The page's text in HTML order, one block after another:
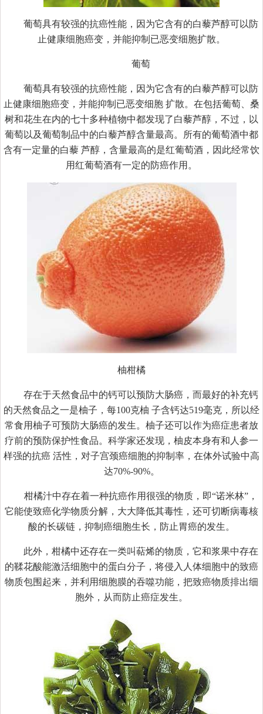
葡萄具有较强的抗癌性能，因为它含有的白藜芦醇可以防
止健康细胞癌变，并能抑制已恶变细胞扩散。
葡萄
葡萄具有较强的抗癌性能，因为它含有的白藜芦醇可以防
止健康细胞癌变，并能抑制已恶变细胞 扩散。在包括葡萄、桑
树和花生在内的七十多种植物中都发现了白藜芦醇，不过，以
葡萄以及葡萄制品中的白藜芦醇含量最高。所有的葡萄酒中都
含有一定量的白藜 芦醇，含量最高的是红葡萄酒，因此经常饮
用红葡萄酒有一定的防癌作用。
柚柑橘
存在于天然食品中的钙可以预防大肠癌，而最好的补充钙
的天然食品之一是柚子，每100克柚 子含钙达519毫克，所以经
常食用柚子可预防大肠癌的发生。柚子还可以作为癌症患者放
疗前的预防保护性食品。科学家还发现，柚皮本身有和人参一
样强的抗癌 活性，对子宫颈癌细胞的抑制率，在体外试验中高
达70%-90%。
柑橘汁中存在着一种抗癌作用很强的物质，即“诺米林”，
它能使致癌化学物质分解，大大降低其毒性，还可切断病毒核
酸的长碳链，抑制癌细胞生长，防止胃癌的发生。
此外，柑橘中还存在一类叫萜烯的物质，它和浆果中存在
的鞣花酸能激活细胞中的蛋白分子，将侵入人体细胞中的致癌
物质包围起来，并利用细胞膜的吞噬功能，把致癌物质排出细
胞外，从而防止癌症发生。